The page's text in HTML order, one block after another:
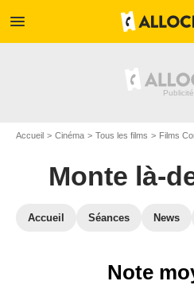
menu
Accueil Cinéma Tous les films Films
Monte là-
Accueil Séances News
Note